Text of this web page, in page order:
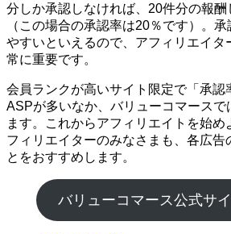
分しか承認しなければ、20件分の報酬
（この場合の承認率は20％です）。
やすいといえるので、アフィリエイタ
常に重要です。
会員ランクが高いサイト限定で「承認
ASPが多いなか、バリューコマースで
ます。これからアフィリエイトを始め
フィリエイターのみなさまも、各広告
とをおすすめします。
バリューコマース公式サ